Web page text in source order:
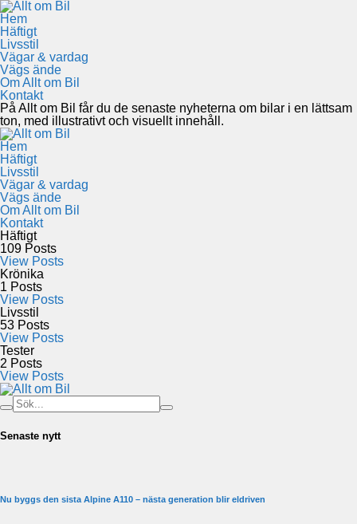
Hem
Häftigt
Livsstil
Vägar & vardag
Vägs ände
Om Allt om Bil
Kontakt
På Allt om Bil får du de senaste nyheterna om bilar i en lättsam
ton, med illustrativt och visuellt innehåll.
Hem
Häftigt
Livsstil
Vägar & vardag
Vägs ände
Om Allt om Bil
Kontakt
Häftigt
109 Posts
View Posts
Krönika
1 Posts
View Posts
Livsstil
53 Posts
View Posts
Tester
2 Posts
View Posts
Senaste nytt
Nu byggs den sista Alpine A110 – nästa generation blir eldriven